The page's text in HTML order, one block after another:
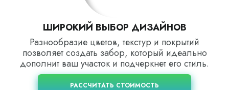
ШИРОКИЙ ВЫБОР ДИЗАЙНОВ
Разнообразие цветов, текстур и покрытий
позволяет создать забор, который идеально
дополнит ваш участок и подчеркнет его стиль.
РАССЧИТАТЬ СТОИМОСТЬ